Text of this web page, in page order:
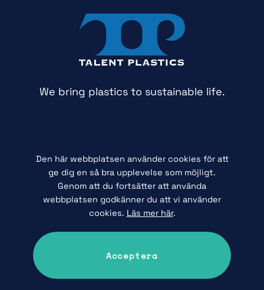
We bring plastics to sustainable life.
Vårt huvudkontor
Hör av dig
Rapportera om missförhållanden
Den här webbplatsen använder cookies för att
ge dig en så bra upplevelse som möjligt.
Genom att du fortsätter att använda
webbplatsen godkänner du att vi använder
cookies. Läs mer här.
Acceptera